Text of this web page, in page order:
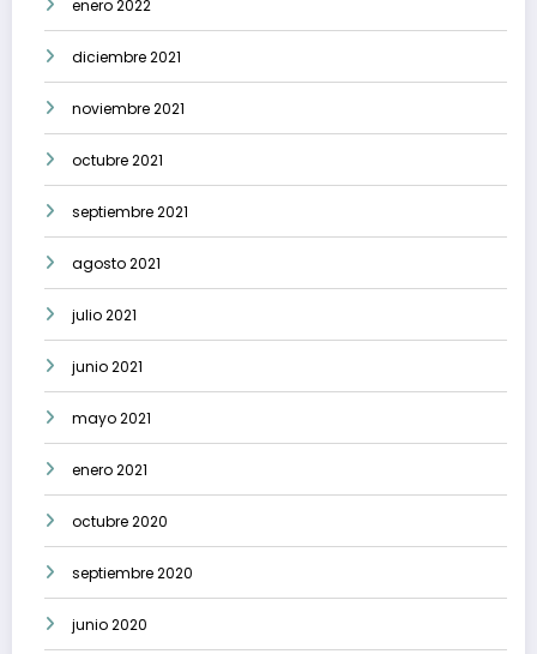
enero 2022
diciembre 2021
noviembre 2021
octubre 2021
septiembre 2021
agosto 2021
julio 2021
junio 2021
mayo 2021
enero 2021
octubre 2020
septiembre 2020
junio 2020